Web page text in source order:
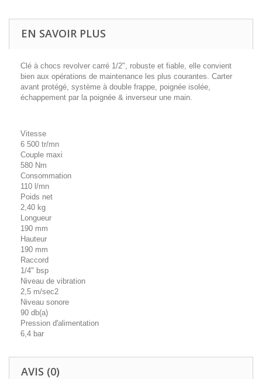
EN SAVOIR PLUS
Clé à chocs revolver carré 1/2", robuste et fiable, elle convient
bien aux opérations de maintenance les plus courantes. Carter
avant protégé, système à double frappe, poignée isolée,
échappement par la poignée & inverseur une main.
Vitesse
6 500 tr/mn
Couple maxi
580 Nm
Consommation
110 l/mn
Poids net
2,40 kg
Longueur
190 mm
Hauteur
190 mm
Raccord
1/4" bsp
Niveau de vibration
2,5 m/sec2
Niveau sonore
90 db(a)
Pression d'alimentation
6,4 bar
AVIS (0)